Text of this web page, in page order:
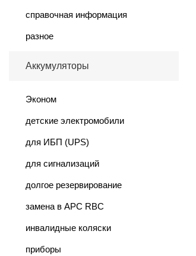
справочная информация
разное
Аккумуляторы
Эконом
детские электромобили
для ИБП (UPS)
для сигнализаций
долгое резервирование
замена в APC RBC
инвалидные коляски
приборы